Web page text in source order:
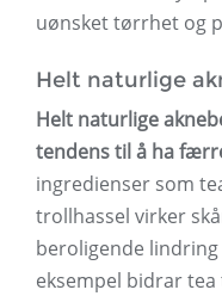
uønsket tørrhet og
Helt naturlige
Helt naturlige
tendens til å ha
ingredienser som
trollhassel virker
beroligende
eksempel bidrar